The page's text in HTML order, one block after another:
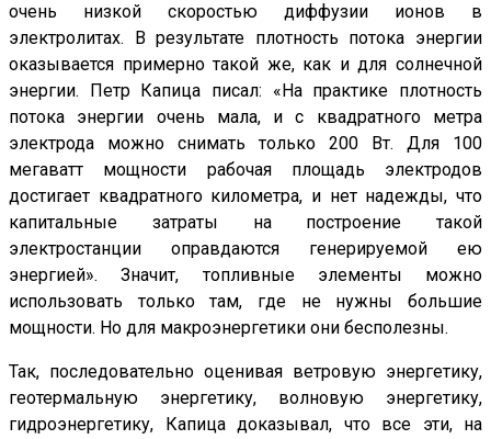
очень низкой скоростью диффузии ионов в
электролитах. В результате плотность потока энергии
оказывается примерно такой же, как и для солнечной
энергии. Петр Капица писал: «На практике плотность
потока энергии очень мала, и с квадратного метра
электрода можно снимать только 200 Вт. Для 100
мегаватт мощности рабочая площадь электродов
достигает квадратного километра, и нет надежды, что
капитальные затраты на построение такой
электростанции оправдаются генерируемой ею
энергией». Значит, топливные элементы можно
использовать только там, где не нужны большие
мощности. Но для макроэнергетики они бесполезны.
Так, последовательно оценивая ветровую энергетику,
геотермальную энергетику, волновую энергетику,
гидроэнергетику, Капица доказывал, что все эти, на